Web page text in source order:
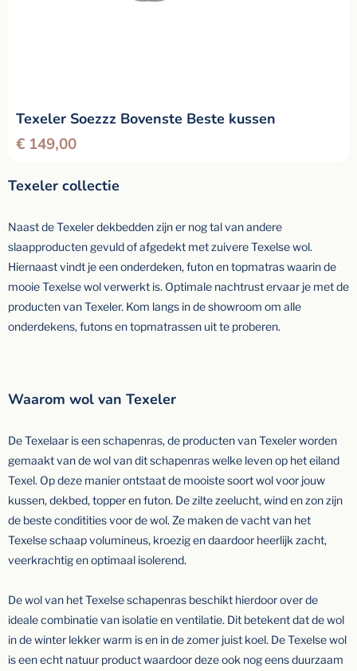
Texeler Soezzz Bovenste Beste kussen
€ 149,00
Texeler collectie
Naast de Texeler dekbedden zijn er nog tal van andere
slaapproducten gevuld of afgedekt met zuivere Texelse wol.
Hiernaast vindt je een onderdeken, futon en topmatras waarin de
mooie Texelse wol verwerkt is. Optimale nachtrust ervaar je met de
producten van Texeler. Kom langs in de showroom om alle
onderdekens, futons en topmatrassen uit te proberen.
Waarom wol van Texeler
De Texelaar is een schapenras, de producten van Texeler worden
gemaakt van de wol van dit schapenras welke leven op het eiland
Texel. Op deze manier ontstaat de mooiste soort wol voor jouw
kussen, dekbed, topper en futon. De zilte zeelucht, wind en zon zijn
de beste conditities voor de wol. Ze maken de vacht van het
Texelse schaap volumineus, kroezig en daardoor heerlijk zacht,
veerkrachtig en optimaal isolerend.
De wol van het Texelse schapenras beschikt hierdoor over de
ideale combinatie van isolatie en ventilatie. Dit betekent dat de wol
in de winter lekker warm is en in de zomer juist koel. De Texelse wol
is een echt natuur product waardoor deze ook nog eens duurzaam